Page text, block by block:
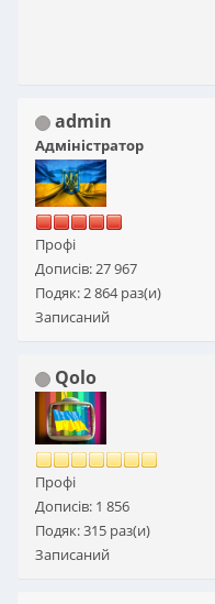
admin
Адміністратор
Профі
Дописів: 27 967
Подяк: 2 864 раз(и)
Записаний
Qolo
Профі
Дописів: 1 856
Подяк: 315 раз(и)
Записаний